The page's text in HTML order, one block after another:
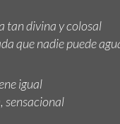
tan divina y colosal
que nadie puede
igual
sensacional